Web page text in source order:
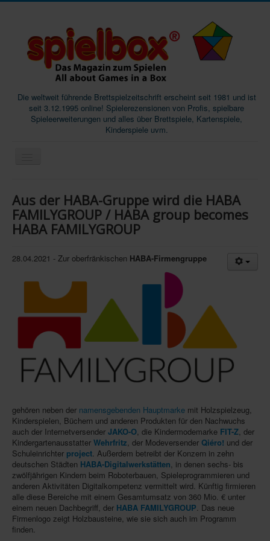
Die weltweit führende Brettspielzeitschrift erscheint seit 1981 und ist
seit 3.12.1995 online! Spielerezensionen von Profis, spielbare
Spieleerweiterungen und alles über Brettspiele, Kartenspiele,
Kinderspiele uvm.
Magazine
Abos/Subscriptions
Infos
Shop
Download spielbox Special 2025
Newsletter
Spieledatenbank
Neuheiten-New Games
Köpfe-Heads
Preise-Awards
Branchen-/Wirtschaftsnews
Interviews
Crowdfunding
Veranstaltungen-Events
Aus der HABA-Gruppe wird die HABA
FAMILYGROUP / HABA group becomes
HABA FAMILYGROUP
28.04.2021 - Zur oberfränkischen HABA-Firmengruppe
gehören neben der namensgebenden Hauptmarke mit Holzspielzeug,
Kinderspielen, Büchern und anderen Produkten für den Nachwuchs
auch der Internetversender JAKO-O, die Kindermodemarke FIT-Z, der
Kindergartenausstatter Wehrfritz, der Modeversender Qiéro! und der
Schuleinrichter project. Außerdem betreibt der Konzern in zehn
deutschen Städten HABA-Digitalwerkstätten, in denen sechs- bis
zwölfjährigen Kindern beim Roboterbauen, Spieleprogrammieren und
anderen Aktivitäten Digitalkompetenz vermittelt wird. Künftig firmieren
alle diese Bereiche mit einem Gesamtumsatz von 360 Mio. € unter
einem neuen Dachbegriff, der HABA FAMILYGROUP. Das neue
Firmenlogo zeigt Holzbausteine, wie sie sich auch im Programm
finden.